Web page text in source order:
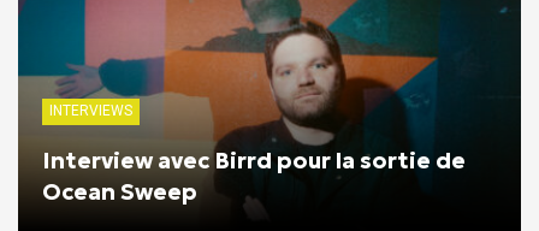
INTERVIEWS
Interview avec Birrd pour la sortie de
Ocean Sweep